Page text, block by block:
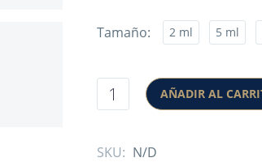
Tamaño 2 ml 5 ml
AÑADIR AL
SKU: N/D